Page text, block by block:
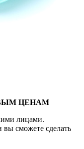
ЦЕНАМ
лицами.
вы сможете сделать